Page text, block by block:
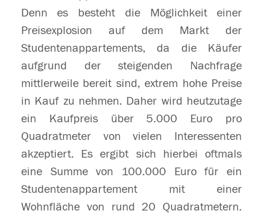
Denn es besteht die Möglichkeit einer
Preisexplosion auf dem Markt der
Studentenappartements, da die Käufer
aufgrund der steigenden Nachfrage
mittlerweile bereit sind, extrem hohe Preise
in Kauf zu nehmen. Daher wird heutzutage
ein Kaufpreis über 5.000 Euro pro
Quadratmeter von vielen Interessenten
akzeptiert. Es ergibt sich hierbei oftmals
eine Summe von 100.000 Euro für ein
Studentenappartement mit einer
Wohnfläche von rund 20 Quadratmetern.